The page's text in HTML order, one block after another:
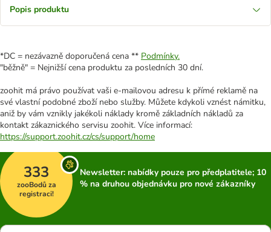
Popis produktu
*DC = nezávazně doporučená cena ** Podmínky.
"běžně" = Nejnižší cena produktu za posledních 30 dní.
zoohit má právo používat vaši e-mailovou adresu k přímé reklamě na
své vlastní podobné zboží nebo služby. Můžete kdykoli vznést námitku,
aniž by vám vznikly jakékoli náklady kromě základních nákladů za
kontakt zákaznického servisu zoohit. Více informací:
https://support.zoohit.cz/cs/support/home
333
zooBodů za
registraci!
Newsletter: nabídky pouze pro předplatitele; 10
% na druhou objednávku pro nové zákazníky